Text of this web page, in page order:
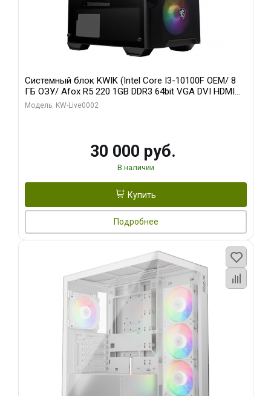
Системный блок KWIK (Intel Core I3-10100F OEM/ 8
ГБ ОЗУ/ Afox R5 220 1GB DDR3 64bit VGA DVI HDMI
1FAN LP RTL / 128 ГБ SSD)
Модель: KW-Live0002
30 000 руб.
В наличии
Купить
Подробнее